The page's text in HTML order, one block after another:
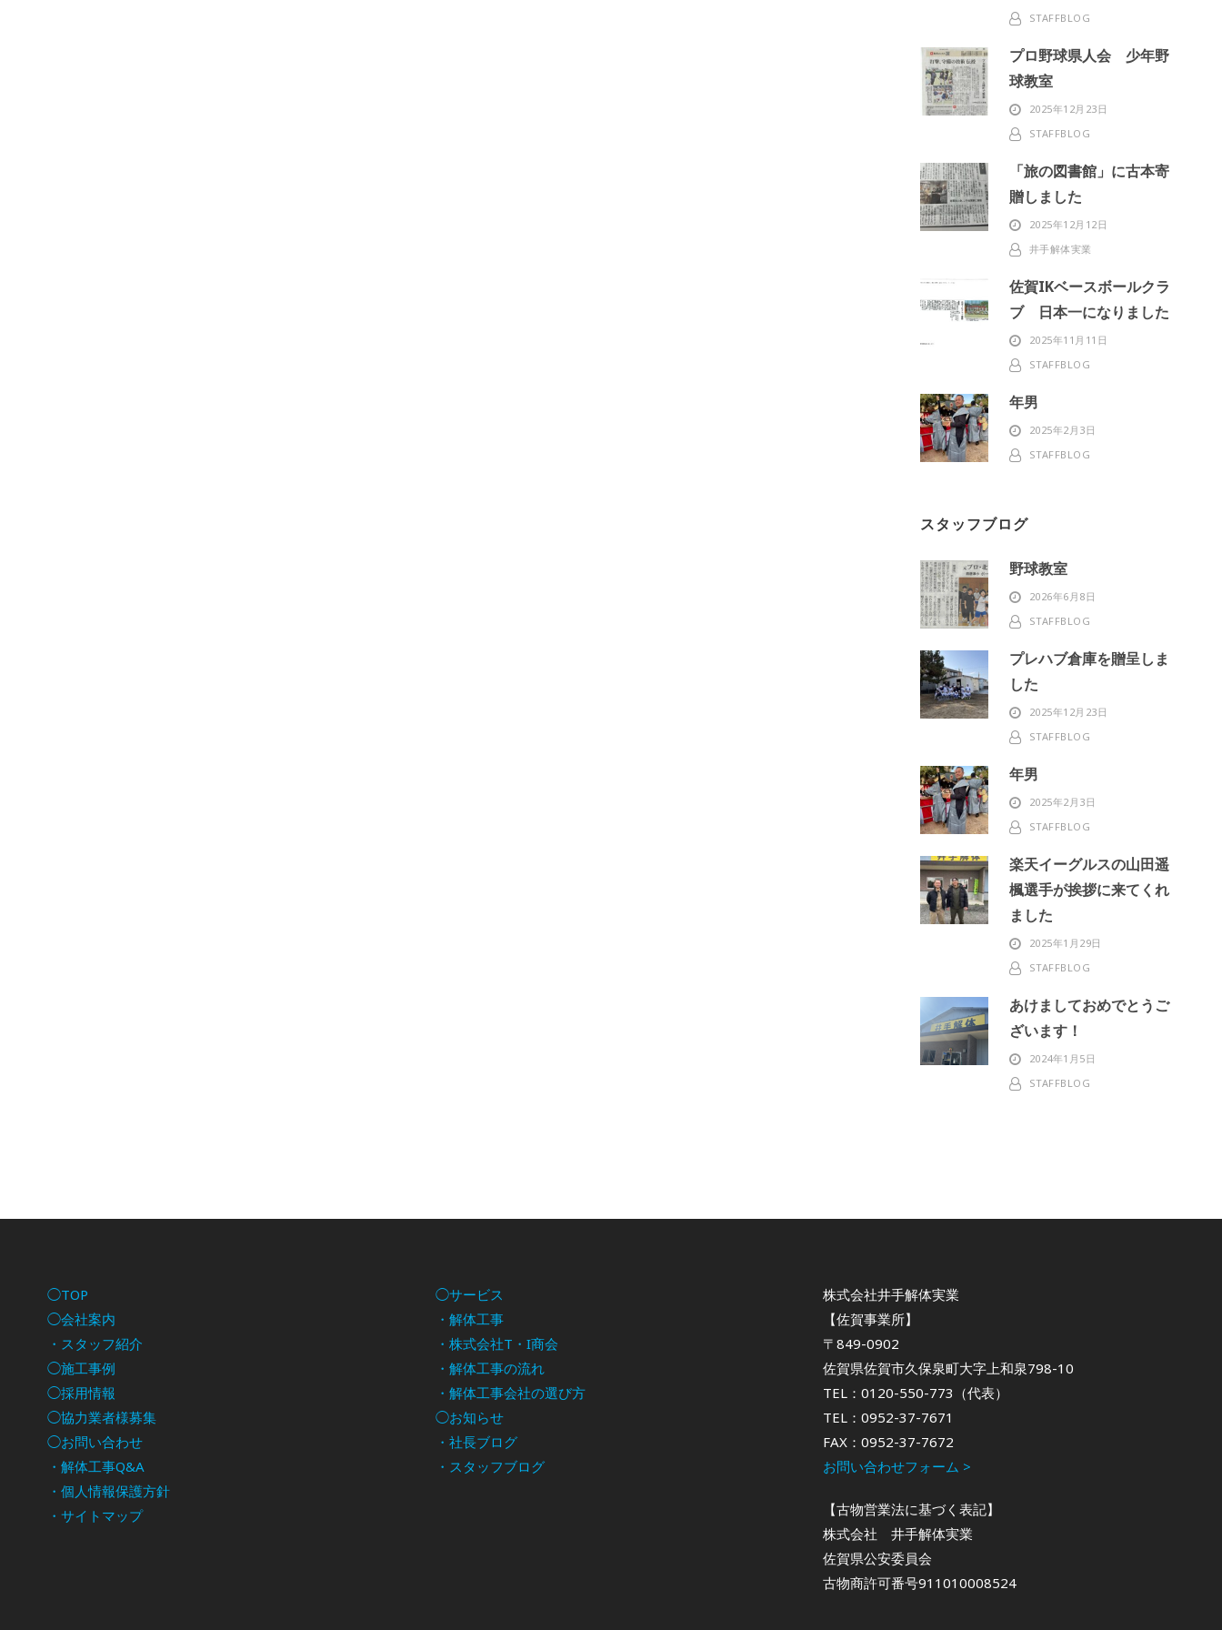
STAFFBLOG
プロ野球県人会 少年野
球教室
2025年12月23日
STAFFBLOG
「旅の図書館」に古本寄
贈しました
2025年12月12日
井手解体実業
佐賀IKベースボールクラ
ブ 日本一になりました
2025年11月11日
STAFFBLOG
年男
2025年2月3日
STAFFBLOG
スタッフブログ
野球教室
2026年6月8日
STAFFBLOG
プレハブ倉庫を贈呈しま
した
2025年12月23日
STAFFBLOG
年男
2025年2月3日
STAFFBLOG
楽天イーグルスの山田遥
楓選手が挨拶に来てくれ
ました
2025年1月29日
STAFFBLOG
あけましておめでとうご
ざいます！
2024年1月5日
STAFFBLOG
◯TOP
◯会社案内
・スタッフ紹介
◯施工事例
◯採用情報
◯協力業者様募集
◯お問い合わせ
・解体工事Q&A
・個人情報保護方針
・サイトマップ
◯サービス
・解体工事
・株式会社T・I商会
・解体工事の流れ
・解体工事会社の選び方
◯お知らせ
・社長ブログ
・スタッフブログ
株式会社井手解体実業
【佐賀事業所】
〒849-0902
佐賀県佐賀市久保泉町大字上和泉798-10
TEL：0120-550-773（代表）
TEL：0952-37-7671
FAX：0952-37-7672
お問い合わせフォーム >
【古物営業法に基づく表記】
株式会社 井手解体実業
佐賀県公安委員会
古物商許可番号911010008524